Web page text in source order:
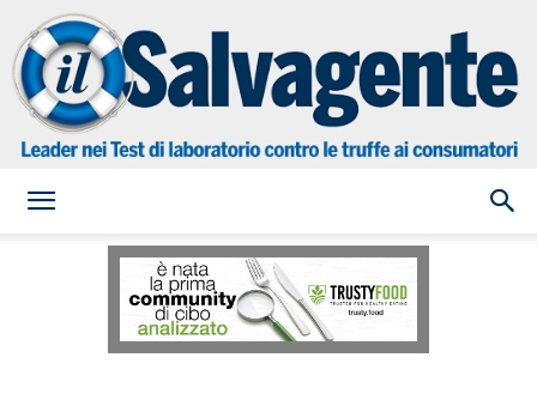
Salvagente